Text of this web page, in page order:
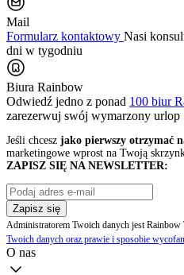
Mail
Formularz kontaktowy Nasi
dni w tygodniu
Biura Rainbow
Odwiedź jedno z ponad 100 biur
zarezerwuj swój wymarzony urlop
Jeśli chcesz jako pierwszy otrzymać
marketingowe wprost na Twoją
ZAPISZ SIĘ NA NEWSLETTER:
Zapisz się
Administratorem Twoich danych jest Rainbow
Twoich danych oraz prawie i sposobie
O nas